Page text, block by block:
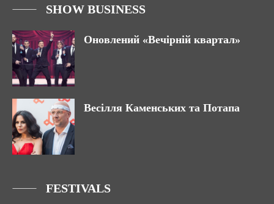
SHOW BUSINESS
Оновлений «Вечірній квартал»
Весілля Каменських та Потапа
FESTIVALS